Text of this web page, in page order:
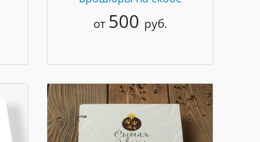
от 500 руб.